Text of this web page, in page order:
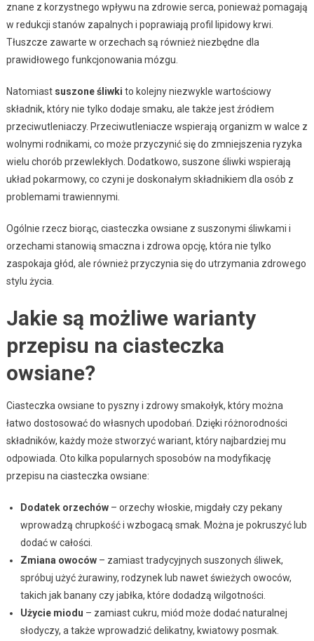
znane z korzystnego wpływu na zdrowie serca, ponieważ pomagają
w redukcji stanów zapalnych i poprawiają profil lipidowy krwi.
Tłuszcze zawarte w orzechach są również niezbędne dla
prawidłowego funkcjonowania mózgu.
Natomiast suszone śliwki to kolejny niezwykle wartościowy
składnik, który nie tylko dodaje smaku, ale także jest źródłem
przeciwutleniaczy. Przeciwutleniacze wspierają organizm w walce z
wolnymi rodnikami, co może przyczynić się do zmniejszenia ryzyka
wielu chorób przewlekłych. Dodatkowo, suszone śliwki wspierają
układ pokarmowy, co czyni je doskonałym składnikiem dla osób z
problemami trawiennymi.
Ogólnie rzecz biorąc, ciasteczka owsiane z suszonymi śliwkami i
orzechami stanowią smaczna i zdrowa opcję, która nie tylko
zaspokaja głód, ale również przyczynia się do utrzymania zdrowego
stylu życia.
Jakie są możliwe warianty
przepisu na ciasteczka
owsiane?
Ciasteczka owsiane to pyszny i zdrowy smakołyk, który można
łatwo dostosować do własnych upodobań. Dzięki różnorodności
składników, każdy może stworzyć wariant, który najbardziej mu
odpowiada. Oto kilka popularnych sposobów na modyfikację
przepisu na ciasteczka owsiane:
Dodatek orzechów– orzechy włoskie, migdały czy pekany
wprowadzą chrupkość i wzbogacą smak. Można je pokruszyć lub
dodać w całości.
Zmiana owoców– zamiast tradycyjnych suszonych śliwek,
spróbuj użyć żurawiny, rodzynek lub nawet świeżych owoców,
takich jak banany czy jabłka, które dodadzą wilgotności.
Użycie miodu – zamiast cukru, miód może dodać naturalnej
słodyczy, a także wprowadzić delikatny, kwiatowy posmak.